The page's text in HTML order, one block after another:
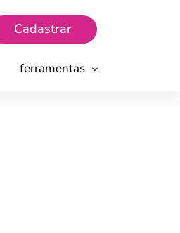
Cadastrar
ferramentas